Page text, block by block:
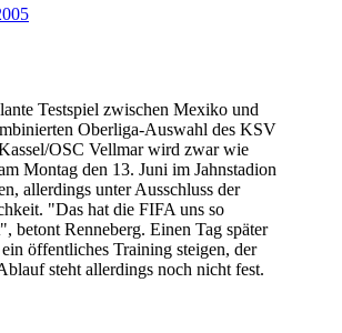
Testspiel zwischen Mexiko und
Oberliga-Auswahl des KSV
OSC Vellmar wird zwar wie
Montag den 13. Juni im Jahnstadion
allerdings unter Ausschluss der
"Das hat die FIFA uns so
betont Renneberg. Einen Tag später
öffentliches Training steigen, der
steht allerdings noch nicht fest.